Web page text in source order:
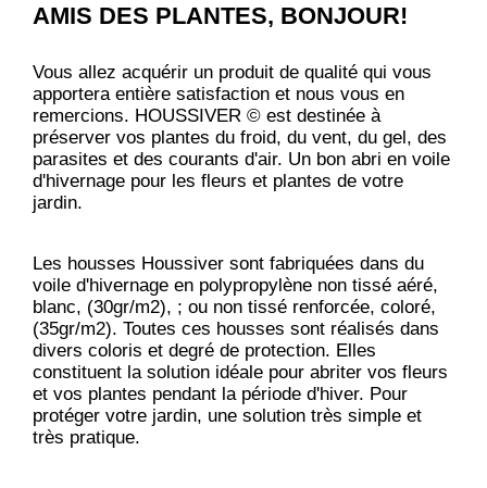
AMIS DES PLANTES, BONJOUR!
Vous allez acquérir un produit de qualité qui vous
apportera entière satisfaction et nous vous en
remercions. HOUSSIVER © est destinée à
préserver vos plantes du froid, du vent, du gel, des
parasites et des courants d'air. Un bon abri en voile
d'hivernage pour les fleurs et plantes de votre
jardin.
Les housses Houssiver sont fabriquées dans du
voile d'hivernage en polypropylène non tissé aéré,
blanc, (30gr/m2), ; ou non tissé renforcée, coloré,
(35gr/m2). Toutes ces housses sont réalisés dans
divers coloris et degré de protection. Elles
constituent la solution idéale pour abriter vos fleurs
et vos plantes pendant la période d'hiver. Pour
protéger votre jardin, une solution très simple et
très pratique.